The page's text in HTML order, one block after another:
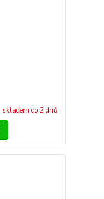
skladem do 2 dnů